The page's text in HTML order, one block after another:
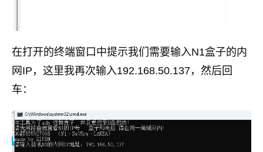
在打开的终端窗口中提示我们需要输入N1盒子的内
网IP，这里我再次输入192.168.50.137，然后回
车：